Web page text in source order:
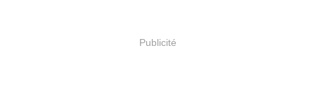
Publicité